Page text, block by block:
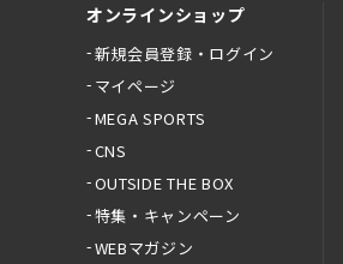
オンラインショップ
新規会員登録・ログイン
マイページ
MEGA SPORTS
CNS
OUTSIDE THE BOX
特集・キャンペーン
WEBマガジン